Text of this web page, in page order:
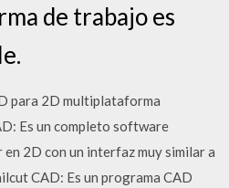
de trabajo es
para 2D multiplataforma
Es un completo software
2D con un interfaz muy similar a
CAD: Es un programa CAD